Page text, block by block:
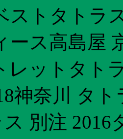
ストタトラ
ース高島屋
レットタト
神奈川 タ
別注